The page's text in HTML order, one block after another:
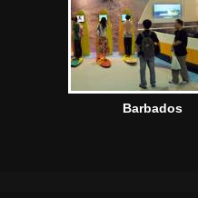
Barbados